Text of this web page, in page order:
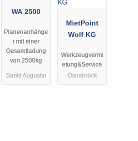
WA 2500
Planenanhänge
r mit einer
Gesamtladung
von 2500kg
Sankt Augustin
MietPoint
Wolf KG
Werkzeugvermi
etung&Service
Osnabrück